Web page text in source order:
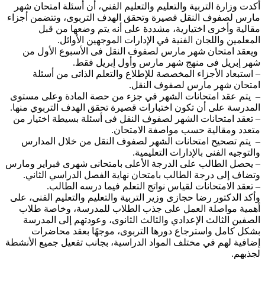
أكدت وزارة التربية والتعليم والتعليم الفني، أن أسئلة امتحان شهر
مارس لصفوف النقل قصيرة وتحقق الهدف التربوى، وتتضمن أجزاء
مقالية وأخرى اختيارية، مشددة على أنه يتم وضعها من قبل
المعلمين واللجان الفنية في الإدارات الموجهين الأوائل.
ويعقد امتحان شهر مارس لصفوف النقل فى الأسبوع الأول من
شهر إبريل فى منهج شهر مارس وأول إبريل فقط.
– استبعاد الأجزاء المخصصة للإطلاع والتعلم الذاتى من أسئلة
امتحان شهر مارس لصفوف النقل.
– يتم عقد امتحانات الشهر في جزء من حصة المادة وعلى مستوى
المدرسة على أن تكون اختبارات قصيرة تحقق الهدف التربوي منها.
– تعقد امتحانات الشهر لصفوف النقل فى أسئلة بسيطة اختيار من
متعدد ومقالية حسب مواصفة الامتحان.
– يتم تصحيح امتحانات الشهر لصفوف النقل من خلال المدارس
والتوجيه الفنى بالإدارات التعليمية.
– يحصل الطالب على الدرجة الأعلى بامتحانى شهرى فبراير ومارس
وتضاف إلى درجة الطالب بامتحان نهاية الفصل الدراسي الثاني.
– تعقد الامتحانات لقياس نواتج التعلم فيما درسه الطالب.
وأكد الدكتور رضا حجازى وزير التربية والتعليم والتعليم الفنى، على
أهمية مواصلة العمل على جذب الطلاب للمدرسة، وخاصة طلاب
الصفين الثالث الإعدادي والثالث الثانوى، وعودتهم إلى المدرسة
بشكل كامل واسترجاع دورها التربوى، موجهًا بعقد محاضرات
إضافية لهم في مختلف المواد الدراسية، بجانب تفعيل جميع الأنشطة
لجذبهم.